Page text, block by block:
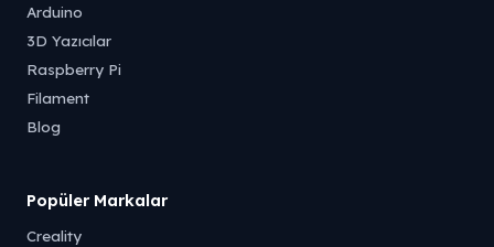
Arduino
3D Yazıcılar
Raspberry Pi
Filament
Blog
Popüler Markalar
Creality